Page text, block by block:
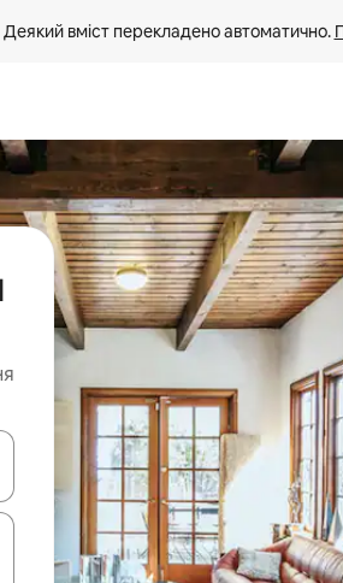
Деякий вміст перекладено автоматично.
сторінкою клавіші зі